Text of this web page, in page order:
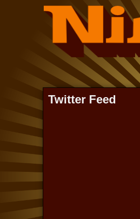
Twitter Feed